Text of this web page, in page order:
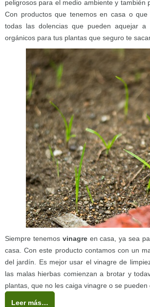
peligrosos para el medio ambiente y
Con productos que tenemos en casa o
todas las dolencias que pueden aquejar
orgánicos para tus plantas que seguro te
Siempre tenemos vinagreen casa, ya sea
casa. Con este producto contamos con un
del jardín. Es mejor usar el vinagre de
las malas hierbas comienzan a brotar y
plantas, que no les caiga vinagre o se pueden
Leer más…